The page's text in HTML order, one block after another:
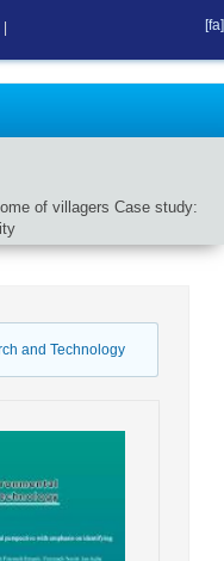
of villagers Case study:
and Technology
[fa]